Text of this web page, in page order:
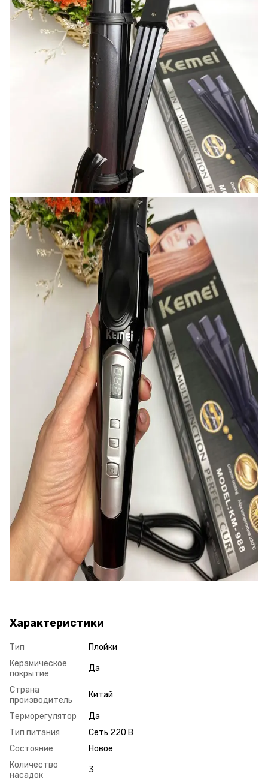
Характеристики
Тип
Плойки
Керамическое
покрытие
Да
Страна
производитель
Китай
Терморегулятор
Да
Тип питания
Сеть 220 В
Состояние
Новое
Количество
насадок
3